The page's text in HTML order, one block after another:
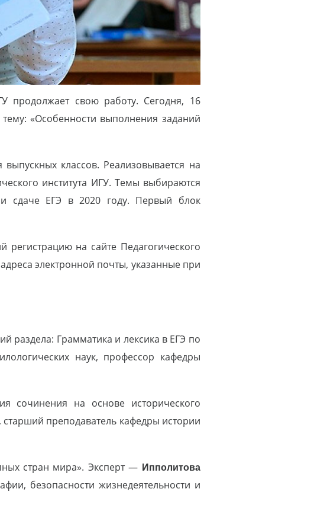
продолжает свою работу. Сегодня, 16
«Особенности выполнения заданий
классов. Реализовывается на
института ИГУ. Темы выбираются
сдаче ЕГЭ в 2020 году. Первый блок
на сайте Педагогического
электронной почты, указанные при
раздела: Грамматика и лексика в ЕГЭ по
наук, профессор кафедры
сочинения на основе исторического
старший преподаватель кафедры истории
стран мира». Эксперт — Ипполитова
безопасности жизнедеятельности и